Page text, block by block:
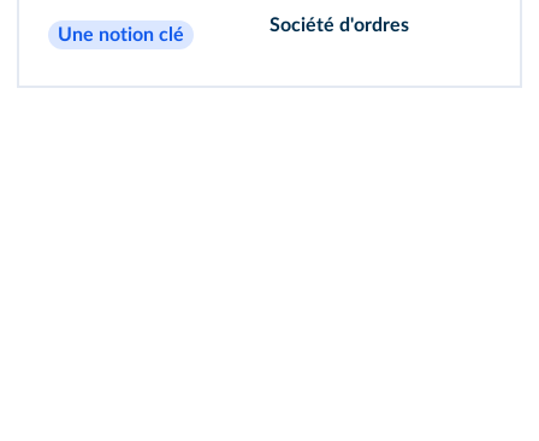
Une notion clé Société d'ordres